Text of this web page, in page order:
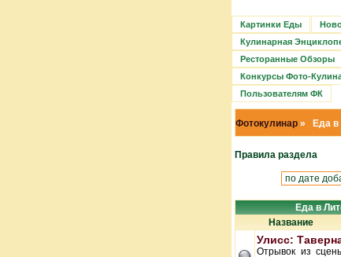
Картинки Еды
Кулинарная
Ресторанные Обзоры
Конкурсы Фото-
Пользователям ФК
Фотокулинар » Еда в
Правила раздела
Еда в
Название
Улисс:
Отрывок из